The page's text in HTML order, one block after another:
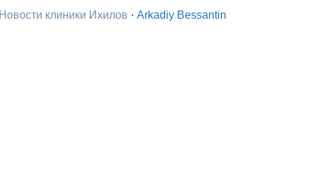
клиники Ихилов · Arkadiy Bessantin